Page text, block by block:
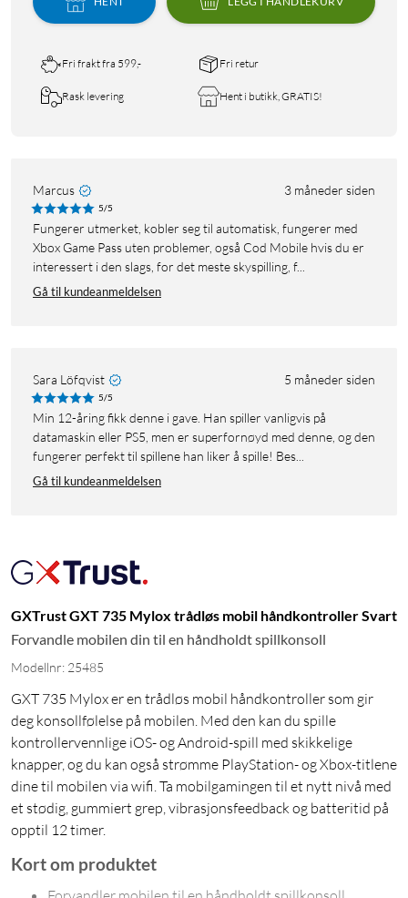
Fri frakt fra 599,- Fri retur
Rask levering Hent i butikk, GRATIS!
Marcus 3 måneder siden
5/5
Fungerer utmerket, kobler seg til automatisk, fungerer med
Xbox Game Pass uten problemer, også Cod Mobile hvis du er
interessert i den slags, for det meste skyspilling, f...
Gå til kundeanmeldelsen
Sara Löfqvist 5 måneder siden
5/5
Min 12-åring fikk denne i gave. Han spiller vanligvis på
datamaskin eller PS5, men er superfornøyd med denne, og den
fungerer perfekt til spillene han liker å spille! Bes...
Gå til kundeanmeldelsen
GXTrust GXT 735 Mylox trådløs mobil håndkontroller Svart
Forvandle mobilen din til en håndholdt spillkonsoll
Modellnr: 25485
GXT 735 Mylox er en trådløs mobil håndkontroller som gir
deg konsollfølelse på mobilen. Med den kan du spille
kontrollervennlige iOS- og Android-spill med skikkelige
knapper, og du kan også strømme PlayStation- og Xbox-titlene
dine til mobilen via wifi. Ta mobilgamingen til et nytt nivå med
et stødig, gummiert grep, vibrasjonsfeedback og batteritid på
opptil 12 timer.
Kort om produktet